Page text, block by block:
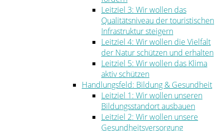
Leitziel 3: Wir wollen das
Qualitätsniveau der touristischen
Infrastruktur steigern
Leitziel 4: Wir wollen die Vielfalt
der Natur schützen und erhalten
Leitziel 5: Wir wollen das Klima
aktiv schützen
Handlungsfeld: Bildung & Gesundheit
Leitziel 1: Wir wollen unseren
Bildungsstandort ausbauen
Leitziel 2: Wir wollen unsere
Gesundheitsversorgung